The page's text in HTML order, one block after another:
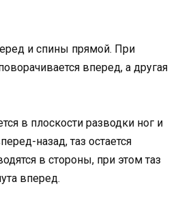
и спины прямой. При
вперед, а другая
в плоскости разводки ног и
назад, таз остается
в стороны, при этом таз
вперед.